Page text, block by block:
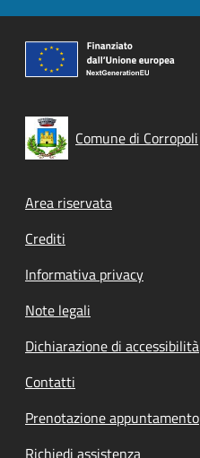
Comune di Corropoli
Footer menu
Area riservata
Crediti
Informativa privacy
Note legali
Dichiarazione di accessibilità
Contatti
Prenotazione appuntamento
Richiedi assistenza